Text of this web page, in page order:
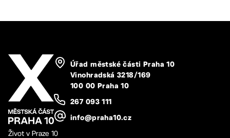
Úřad městské části Praha 10
Vinohradská 3218/169
100 00 Praha 10
267 093 111
info@praha10.cz
Život v Praze 10